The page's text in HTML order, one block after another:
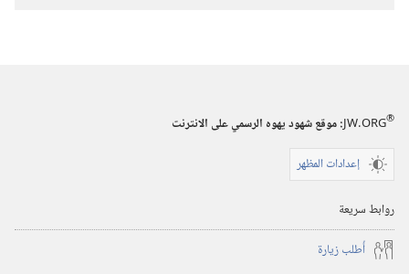
JW.ORG®
:‏ موقع شهود يهوه الرسمي على الانترنت
إعدادات المظهر
روابط سريعة
أُطلب زيارة